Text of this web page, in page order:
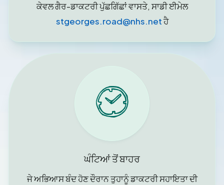
ਕੇਵਲ ਗੈਰ-ਡਾਕਟਰੀ ਪੁੱਛਗਿੱਛਾਂ ਵਾਸਤੇ, ਸਾਡੀ ਈਮੇਲ
stgeorges.road@nhs.netਹੈ
ਘੰਟਿਆਂ ਤੋਂ ਬਾਹਰ
ਜੇ ਅਭਿਆਸ ਬੰਦ ਹੋਣ ਦੌਰਾਨ ਤੁਹਾਨੂੰ ਡਾਕਟਰੀ ਸਹਾਇਤਾ ਦੀ